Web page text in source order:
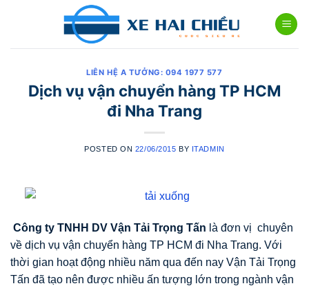
LIÊN HỆ A TƯỞNG: 094 1977 577
Dịch vụ vận chuyển hàng TP HCM
đi Nha Trang
POSTED ON 22/06/2015 BY ITADMIN
Công ty TNHH DV Vận Tải Trọng Tấn là đơn vị chuyên
về dịch vụ vận chuyển hàng TP HCM đi Nha Trang. Với
thời gian hoạt động nhiều năm qua đến nay Vận Tải Trọng
Tấn đã tạo nên được nhiều ấn tượng lớn trong ngành vận